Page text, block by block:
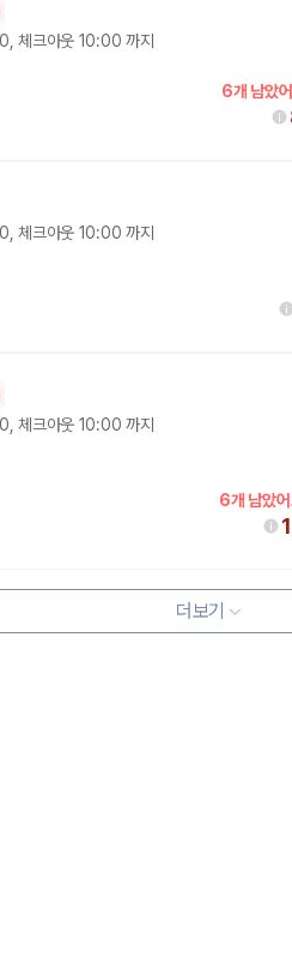
.
일반자차, 완전자차, 슈퍼자차 조
체크아웃 10:00 까지
6개 남았
체크아웃 10:00 까지
체크아웃 10:00 까지
6개 남았
더보기